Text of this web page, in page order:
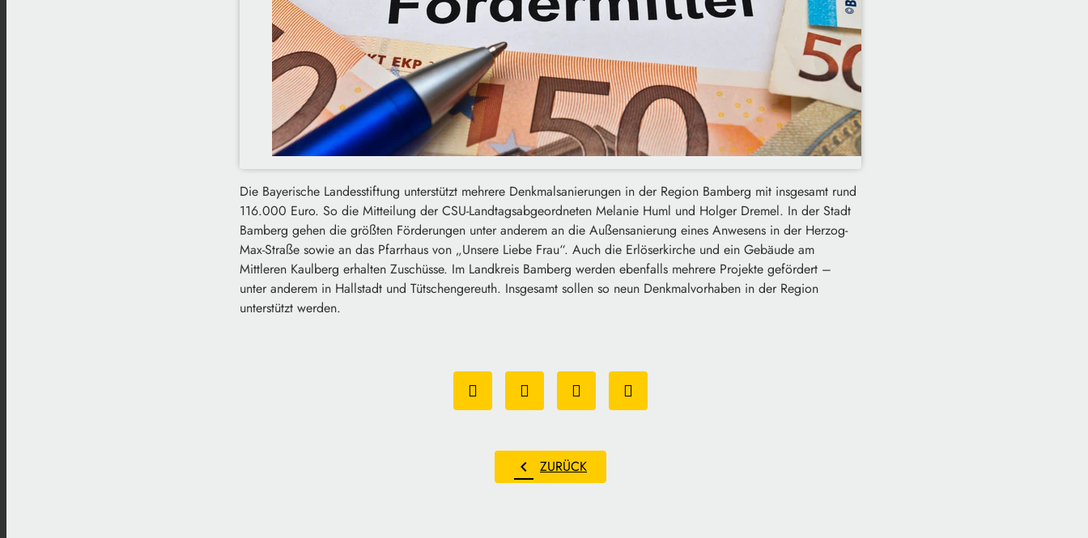
Die Bayerische Landesstiftung unterstützt mehrere Denkmalsanierungen in der Region Bamberg mit insgesamt rund
116.000 Euro. So die Mitteilung der CSU-Landtagsabgeordneten Melanie Huml und Holger Dremel. In der Stadt
Bamberg gehen die größten Förderungen unter anderem an die Außensanierung eines Anwesens in der Herzog-
Max-Straße sowie an das Pfarrhaus von „Unsere Liebe Frau“. Auch die Erlöserkirche und ein Gebäude am
Mittleren Kaulberg erhalten Zuschüsse. Im Landkreis Bamberg werden ebenfalls mehrere Projekte gefördert –
unter anderem in Hallstadt und Tütschengereuth. Insgesamt sollen so neun Denkmalvorhaben in der Region
unterstützt werden.
chevron_left ZURÜCK